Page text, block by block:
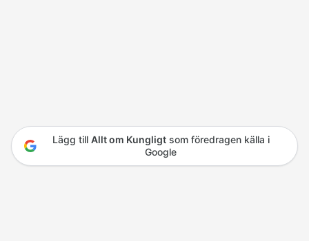
Lägg till Allt om Kungligtsom föredragen källa i
Google